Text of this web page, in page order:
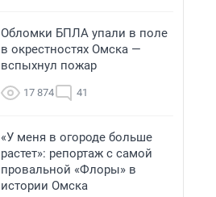
Обломки БПЛА упали в поле
в окрестностях Омска —
вспыхнул пожар
17 874 41
«У меня в огороде больше
растет»: репортаж с самой
провальной «Флоры» в
истории Омска